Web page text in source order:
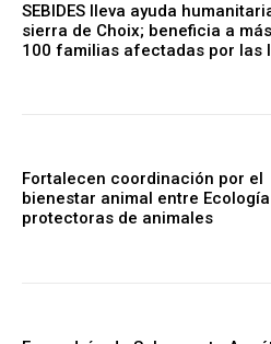
SEBIDES lleva ayuda
sierra de Choix; beneficia a
100 familias afectadas por las
Fortalecen coordinación por el
bienestar animal entre
protectoras de animales